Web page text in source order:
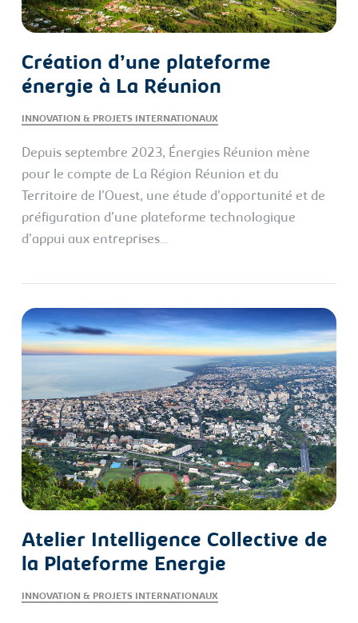
Création d’une plateforme
énergie à La Réunion
INNOVATION & PROJETS INTERNATIONAUX
Depuis septembre 2023, Énergies Réunion mène
pour le compte de La Région Réunion et du
Territoire de l’Ouest, une étude d’opportunité et de
préfiguration d’une plateforme technologique
d’appui aux entreprises…
Atelier Intelligence Collective de
la Plateforme Energie
INNOVATION & PROJETS INTERNATIONAUX